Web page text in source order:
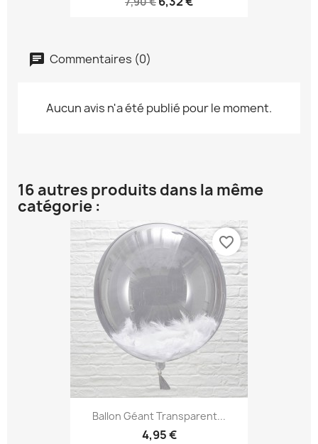
Commentaires (0)
Aucun avis n'a été publié pour le moment.
16 autres produits dans la même
catégorie :
Ballon Géant Transparent...
4,95 €
favorite_border